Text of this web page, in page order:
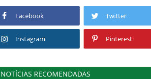
Facebook Twitter
Instagram Pinterest
NOTÍCIAS RECOMENDADAS